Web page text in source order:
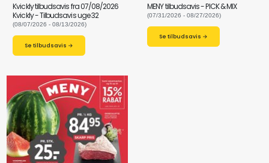
Kvickly tilbudsavis fra 07/08/2026
Kvickly - Tilbudsavis uge 32
(08/07/2026 - 08/13/2026)
Se tilbudsavis →
MENY tilbudsavis - PICK & MIX
(07/31/2026 - 08/27/2026)
Se tilbudsavis →